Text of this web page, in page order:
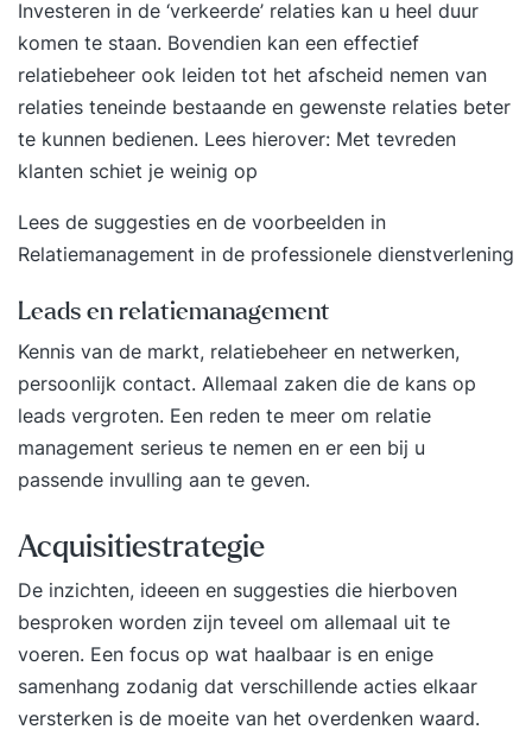
Investeren in de ‘verkeerde’ relaties kan u heel duur
komen te staan. Bovendien kan een effectief
relatiebeheer ook leiden tot het afscheid nemen van
relaties teneinde bestaande en gewenste relaties beter
te kunnen bedienen. Lees hierover: Met tevreden
klanten schiet je weinig op
Lees de suggesties en de voorbeelden in
Relatiemanagement in de professionele dienstverlening
Leads en relatiemanagement
Kennis van de markt, relatiebeheer en netwerken,
persoonlijk contact. Allemaal zaken die de kans op
leads vergroten. Een reden te meer om relatie
management serieus te nemen en er een bij u
passende invulling aan te geven.
Acquisitiestrategie
De inzichten, ideeen en suggesties die hierboven
besproken worden zijn teveel om allemaal uit te
voeren. Een focus op wat haalbaar is en enige
samenhang zodanig dat verschillende acties elkaar
versterken is de moeite van het overdenken waard.